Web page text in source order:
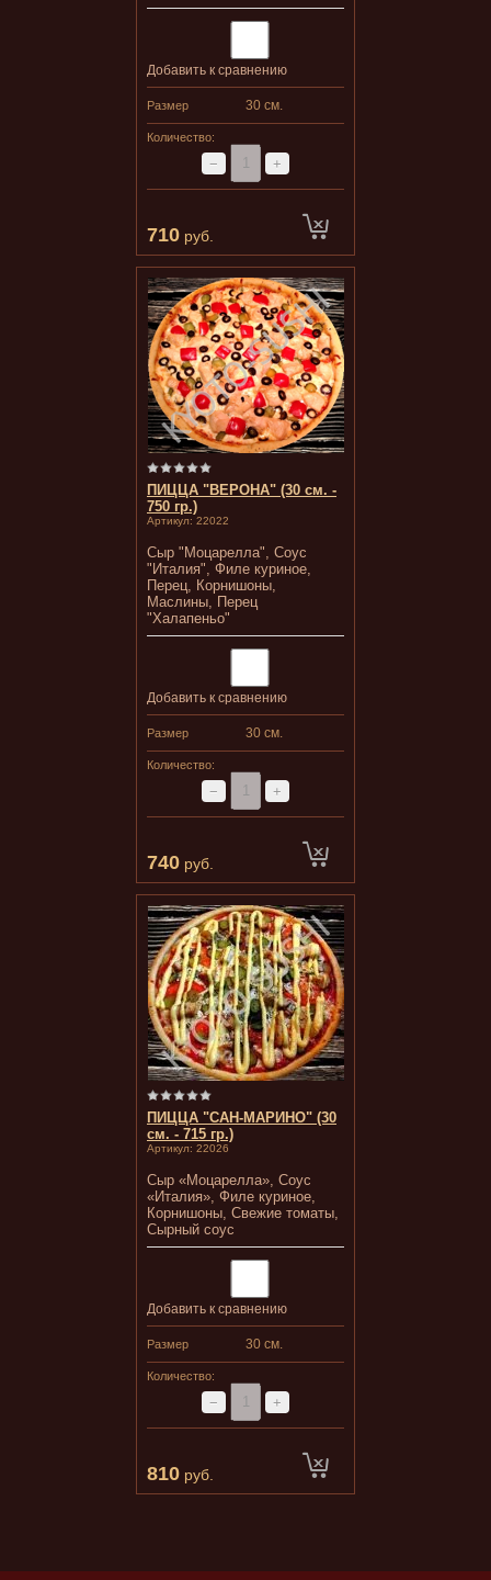
Добавить к сравнению
Размер 30 см.
Количество:
− +
710 руб.
ПИЦЦА "ВЕРОНА" (30 см. -
750 гр.)
Артикул: 22022
Сыр "Моцарелла", Соус
"Италия", Филе куриное,
Перец, Корнишоны,
Маслины, Перец
"Халапеньо"
Добавить к сравнению
Размер 30 см.
Количество:
− +
740 руб.
ПИЦЦА "САН-МАРИНО" (30
см. - 715 гр.)
Артикул: 22026
Сыр «Моцарелла», Соус
«Италия», Филе куриное,
Корнишоны, Свежие томаты,
Сырный соус
Добавить к сравнению
Размер 30 см.
Количество:
− +
810 руб.